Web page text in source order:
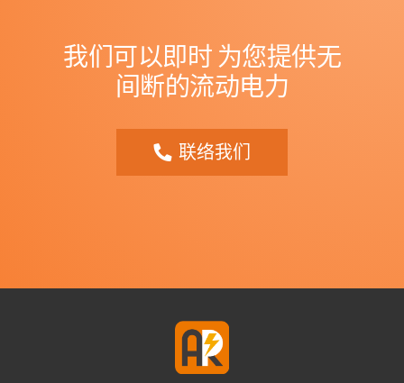
我们可以即时 为您提供无
间断的流动电力
联络我们